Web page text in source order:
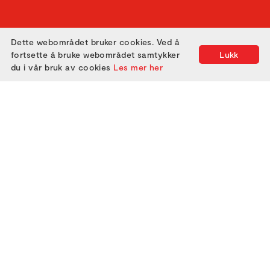
GET IN TOUCH
Lukk
Dette webområdet bruker cookies. Ved å
fortsette å bruke webområdet samtykker
du i vår bruk av cookies Les mer her